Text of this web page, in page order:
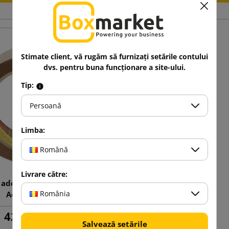
maro SCOTCH
Acrilic 50/72
42,75 lej
Stimate client, vă rugăm să furnizați setările contului
dvs. pentru buna funcționare a site-ului.
Tip:
Persoană
Limba:
Română
Livrare către:
România
Salvează setările